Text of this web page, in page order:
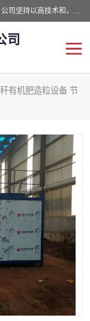
诸城汇泽机械有限公司是一家高新技术设备制造企业。公司坚持以高技术和，高服务于用户，以的环保机械制造设备赢的用户的信赖。现在主要生产死亡畜禽无害化处理和立式和卧式有机肥设备，搅拌机，烘干机，高温发酵机等。污水处理设备，固液分离机。气浮机，化制机等。公司秉承品质，用户至上，科技创新的经营理。
司
有机肥造粒设备 节
备
酶体机
酵
肥仓